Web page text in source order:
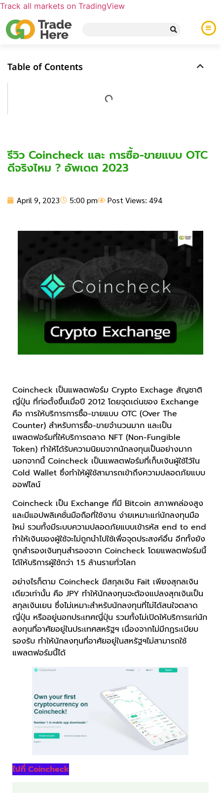
Track all markets on TradingView
Table of Contents
รีวิว Coincheck และ การซื้อ-ขายแบบ OTC
ดีจริงไหม ? อัพเดต 2023
April 9, 2023 5:00 pm Post Views: 494
Coincheck เป็นแพลตฟอร์ม Crypto Exchage สัญชาติ
ญี่ปุ่น ที่ก่อตั้งขึ้นเมื่อปี 2012 โดยจุดเด่นของ Exchange
คือ การให้บริการการซื้อ-ขายแบบ OTC (Over The
Counter) สำหรับการซื้อ-ขายจำนวนมาก และเป็น
แพลตฟอร์มที่ให้บริการตลาด NFT (Non-Fungible
Token) ทำให้ได้รับความนิยมจากนักลงทุนเป็นอย่างมาก
นอกจากนี้ Coincheck เป็นแพลตฟอร์มที่เก็บเงินผู้ใช้ไว้ใน
Cold Wallet ซึ่งทำให้ผู้ใช้สามารถเข้าถึงความปลอดภัยแบบ
ออฟไลน์
Coincheck เป็น Exchange ที่มี Bitcoin สภาพคล่องสูง
และมีแอปพลิเคชั่นมือถือที่ใช้งาน ง่ายเหมาะแก่นักลงทุนมือ
ใหม่ รวมทั้งมีระบบความปลอดภัยแบบเข้ารหัส end to end
ทำให้เงินของผู้ใช้จะไม่ถูกนำไปใช้เพื่อจุดประสงค์อื่น อีกทั้งยัง
ถูกสำรองเงินทุนสำรองจาก Coincheck โดยแพลตฟอร์มนี้
ได้ให้บริการผู้ใช้กว่า 1.5 ล้านรายทั่วโลก
อย่างไรก็ตาม Coincheck มีสกุลเงิน Fait เพียงสุกลเงิน
เดียวเท่านั้น คือ JPY ทำให้นักลงทุนจะต้องแปลงสุกเงินเป็น
สกุลเงินเยน ซึ่งไม่เหมาะสำหรับนักลงทุนที่ไม่ได้สนใจตลาด
ญี่ปุ่น หรืออยู่นอกประเทศญี่ปุ่น รวมทั้งไม่เปิดให้บริการแก่นัก
ลงทุนที่อาศัยอยู่ในประเทศสหรัฐฯ เนื่องจากไม่มีกฏระเบียบ
รองรับ ทำให้นักลงทุนที่อาศัยอยู่ในสหรัฐฯไม่สามารถใช้
แพลตฟอร์มนี้ได้
ไปที่ Coincheck